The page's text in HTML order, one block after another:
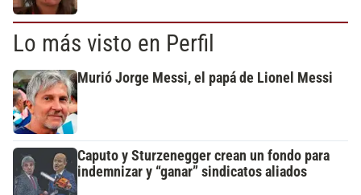
Lo más visto en Perfil
Murió Jorge Messi, el papá de Lionel Messi
Caputo y Sturzenegger crean un fondo para
indemnizar y “ganar” sindicatos aliados